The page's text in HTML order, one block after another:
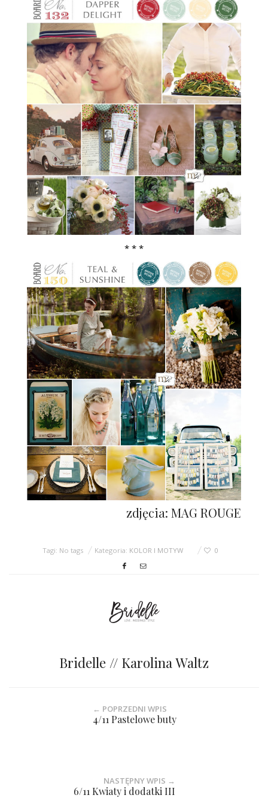
* * *
zdjęcia: MAG ROUGE
Tagi: No tags Kategoria: KOLOR I MOTYW 0
Bridelle // Karolina Waltz
← POPRZEDNI WPIS
4/11 Pastelowe buty
NASTĘPNY WPIS →
6/11 Kwiaty i dodatki III